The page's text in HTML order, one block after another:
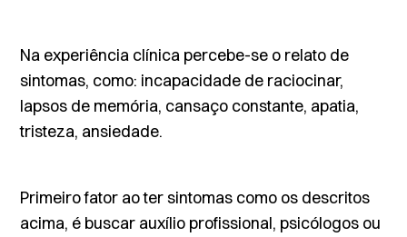
Na experiência clínica percebe-se o relato de
sintomas, como: incapacidade de raciocinar,
lapsos de memória, cansaço constante, apatia,
tristeza, ansiedade.
Primeiro fator ao ter sintomas como os descritos
acima, é buscar auxílio profissional, psicólogos ou